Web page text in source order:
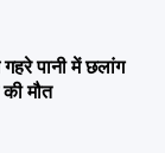
पानी में छलांग
मौत